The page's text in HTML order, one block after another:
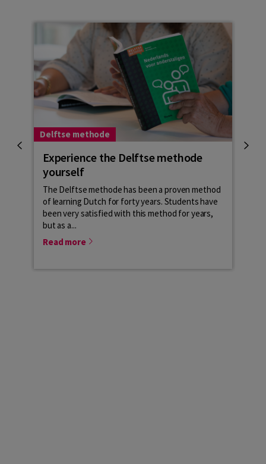
Delftse methode
Experience the Delftse methode
yourself
The Delftse methode has been a proven method
of learning Dutch for forty years. Students have
been very satisfied with this method for years,
but as a...
Read more